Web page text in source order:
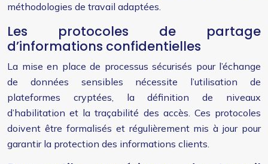
méthodologies de travail adaptées.
Les protocoles de partage
d’informations confidentielles
La mise en place de processus sécurisés pour l’échange
de données sensibles nécessite l’utilisation de
plateformes cryptées, la définition de niveaux
d’habilitation et la traçabilité des accès. Ces protocoles
doivent être formalisés et régulièrement mis à jour pour
garantir la protection des informations clients.